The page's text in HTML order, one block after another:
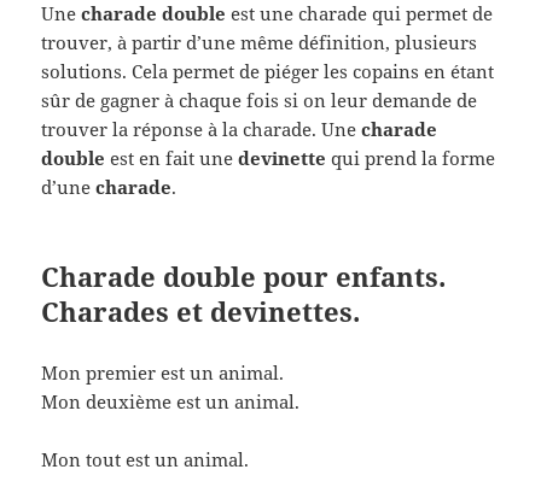
Unecharade double est une charade qui permet de
trouver, à partir d’une même définition, plusieurs
solutions. Cela permet de piéger les copains en étant
sûr de gagner à chaque fois si on leur demande de
trouver la réponse à la charade. Unecharade
double est en fait unedevinette qui prend la forme
d’unecharade.
Charade double pour enfants.
Charades et devinettes.
Mon premier est un animal.
Mon deuxième est un animal.
Mon tout est un animal.